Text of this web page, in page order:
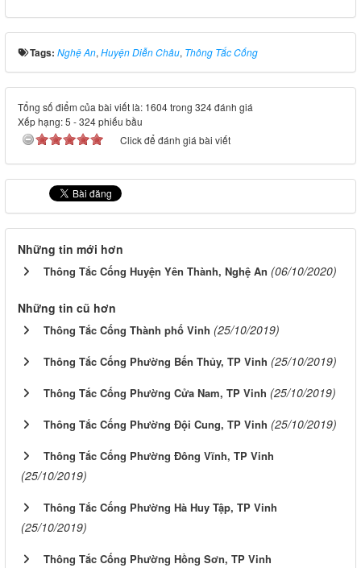
Tags: Nghệ An, Huyện Diễn Châu, Thông Tắc Cống
Tổng số điểm của bài viết là: 1604 trong 324 đánh giá
Xếp hạng:5 -324phiếu bầu
Click để đánh giá bài viết
Những tin mới hơn
Thông Tắc Cống Huyện Yên Thành, Nghệ An (06/10/2020)
Những tin cũ hơn
Thông Tắc Cống Thành phố Vinh (25/10/2019)
Thông Tắc Cống Phường Bến Thủy, TP Vinh (25/10/2019)
Thông Tắc Cống Phường Cửa Nam, TP Vinh (25/10/2019)
Thông Tắc Cống Phường Đội Cung, TP Vinh (25/10/2019)
Thông Tắc Cống Phường Đông Vĩnh, TP Vinh
(25/10/2019)
Thông Tắc Cống Phường Hà Huy Tập, TP Vinh
(25/10/2019)
Thông Tắc Cống Phường Hồng Sơn, TP Vinh